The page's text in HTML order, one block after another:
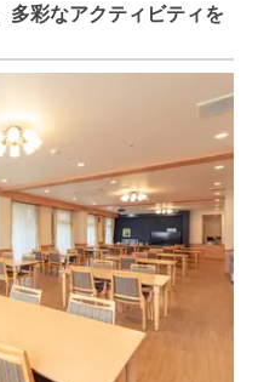
多彩なアクティビティを